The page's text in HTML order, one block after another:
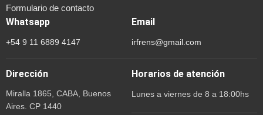
Formulario de contacto
Whatsapp
+54 9 11 6889 4147
Email
irfrens@gmail.com
Dirección
Miralla 1865, CABA, Buenos
Aires. CP 1440
Horarios de atención
Lunes a viernes de 8 a 18:00hs